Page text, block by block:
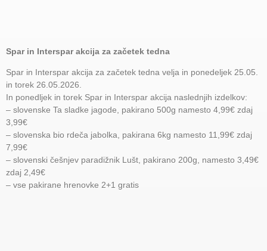
Spar in Interspar akcija za začetek tedna
Spar in Interspar akcija za začetek tedna velja in ponedeljek 25.05.
in torek 26.05.2026.
In ponedljek in torek Spar in Interspar akcija naslednjih izdelkov:
– slovenske Ta sladke jagode, pakirano 500g namesto 4,99€ zdaj
3,99€
– slovenska bio rdeča jabolka, pakirana 6kg namesto 11,99€ zdaj
7,99€
– slovenski češnjev paradižnik Lušt, pakirano 200g, namesto 3,49€
zdaj 2,49€
– vse pakirane hrenovke 2+1 gratis